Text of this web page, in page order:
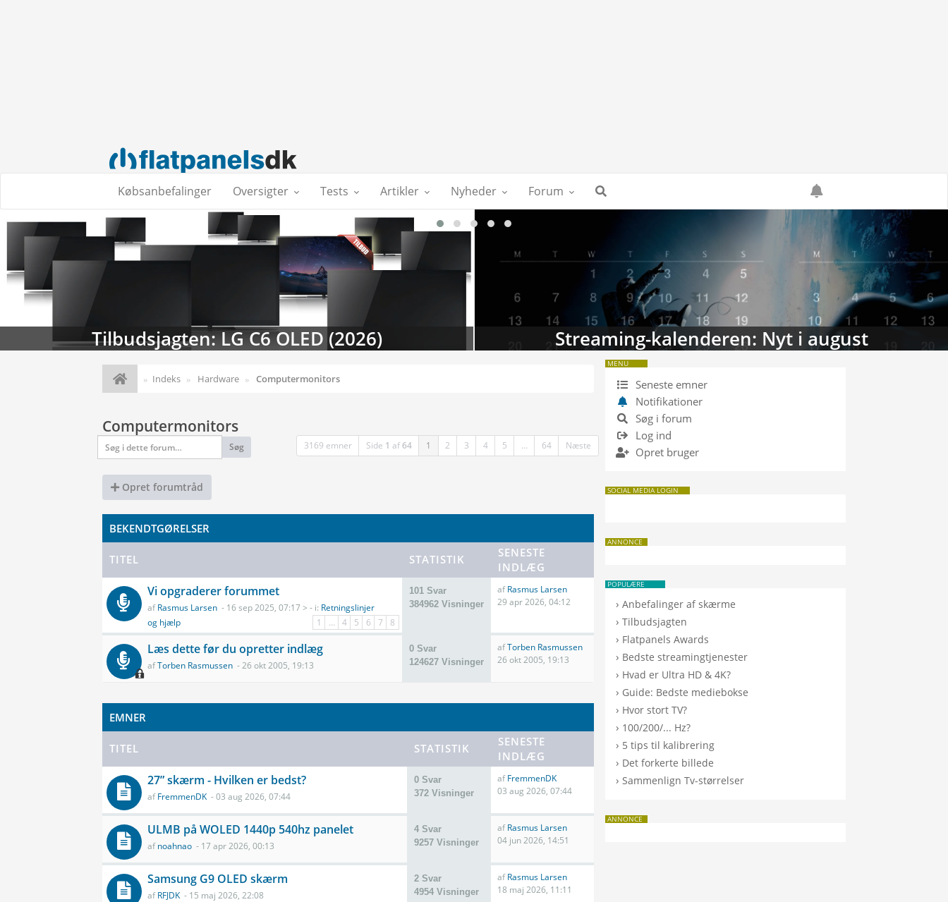
Købsanbefalinger Oversigter Tests Artikler Nyheder Forum
Streaming-kalenderen: Nyt i august TV-databasen: Sammenlign TV
Indeks Hardware Computermonitors
Computermonitors
Søg 3169 emner Side 1 af64 1 2 3 4 5 … 64 Næste
Opret forumtråd
BEKENDTGØRELSER
TITEL STATISTIK
SENESTE
INDLÆG
Vi opgraderer forummet
afRasmus Larsen - 16 sep 2025, 07:17 > - i: Retningslinjer
og hjælp
1 … 4 5 6 7 8
101 Svar
384962 Visninger
afRasmus Larsen
29 apr 2026, 04:12
Læs dette før du opretter indlæg
afTorben Rasmussen - 26 okt 2005, 19:13
0 Svar
124627 Visninger
afTorben Rasmussen
26 okt 2005, 19:13
EMNER
TITEL STATISTIK
SENESTE
INDLÆG
27” skærm - Hvilken er bedst?
afFremmenDK - 03 aug 2026, 07:44
0 Svar
372 Visninger
afFremmenDK
03 aug 2026, 07:44
ULMB på WOLED 1440p 540hz panelet
afnoahnao - 17 apr 2026, 00:13
4 Svar
9257 Visninger
afRasmus Larsen
04 jun 2026, 14:51
Samsung G9 OLED skærm
afRFJDK - 15 maj 2026, 22:08
2 Svar
4954 Visninger
afRasmus Larsen
18 maj 2026, 11:11
MENU
Seneste emner
Notifikationer
Søg i forum
Log ind
Opret bruger
SOCIAL MEDIA LOGIN
ANNONCE
POPULÆRE
›Anbefalinger af skærme
›Tilbudsjagten
› Flatpanels Awards
› Bedste streamingtjenester
› Hvad er Ultra HD & 4K?
› Guide: Bedste mediebokse
› Hvor stort TV?
› 100/200/... Hz?
› 5 tips til kalibrering
› Det forkerte billede
›Sammenlign Tv-størrelser
ANNONCE